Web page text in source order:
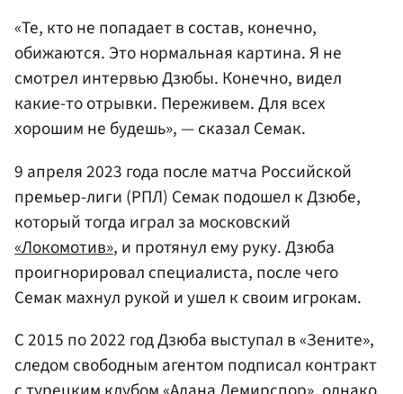
«Те, кто не попадает в состав, конечно,
обижаются. Это нормальная картина. Я не
смотрел интервью Дзюбы. Конечно, видел
какие-то отрывки. Переживем. Для всех
хорошим не будешь», — сказал Семак.
9 апреля 2023 года после матча Российской
премьер-лиги (РПЛ) Семак подошел к Дзюбе,
который тогда играл за московский
«Локомотив», и протянул ему руку. Дзюба
проигнорировал специалиста, после чего
Семак махнул рукой и ушел к своим игрокам.
С 2015 по 2022 год Дзюба выступал в «Зените»,
следом свободным агентом подписал контракт